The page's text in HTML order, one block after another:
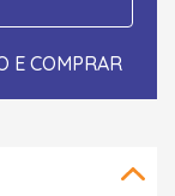
E COMPRAR